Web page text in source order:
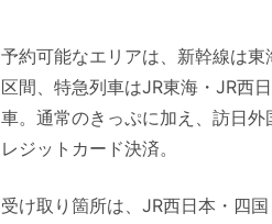
予約可能なエリアは、新幹線は
区間、特急列車はJR東海・JR西
車。通常のきっぷに加え、訪日
レジットカード決済。
受け取り箇所は、JR西日本・四